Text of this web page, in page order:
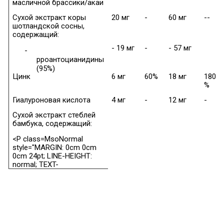
масличной брассики/акаи
Сухой экстракт коры
шотландской сосны,
содержащий:
-
pроантоцианидины
(95%)
20 мг
- 19 мг
-
-
60 мг
- 57 мг
--
Цинк 6 мг 60% 18 мг
180
%
Гиалуроновая кислота
4 мг - 12 мг
-
Сухой экстракт стеблей
бамбука, содержащий:
<P class=MsoNormal
style="MARGIN: 0cm 0cm
0cm 24pt; LINE-HEIGHT:
normal; TEXT-